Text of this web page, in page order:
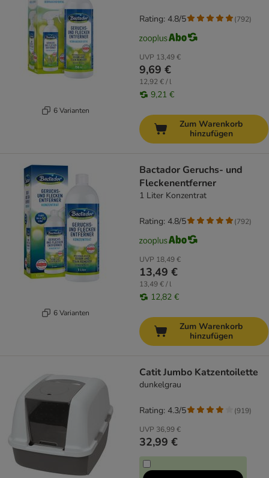
6 Varianten
UVP 13,49 €
9,69 €
12,92 € / l
9,21 €
Rating: 4.8/5 (792)
Zum Warenkorb
hinzufügen
6 Varianten
Bactador Geruchs- und
Fleckenentferner
1 Liter Konzentrat
UVP 18,49 €
13,49 €
13,49 € / l
12,82 €
Rating: 4.8/5 (792)
Zum Warenkorb
hinzufügen
Catit Jumbo Katzentoilette
dunkelgrau
UVP 36,99 €
32,99 €
Rating: 4.3/5 (919)